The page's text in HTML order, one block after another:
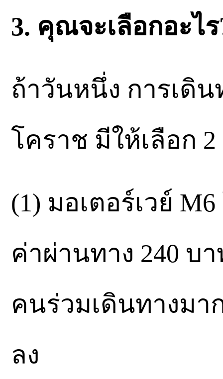
3. คุณจะเลือกอะไร
ถ้าวันหนึ่ง การเดิน
โคราช มีให้เลือก 2
(1) มอเตอร์เวย์
ค่าผ่านทาง 240 บ
คนร่วมเดินทางมา
ลง